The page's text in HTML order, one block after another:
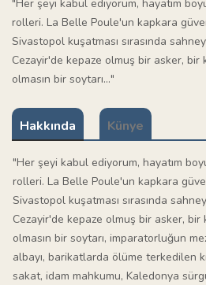
"Her şeyi kabul ediyorum, hayatım
rolleri. La Belle Poule'un kapkara
Sivastopol kuşatması sırasında
Cezayir'de kepaze olmuş bir asker,
olmasın bir soytarı..."
Hakkında Künye
"Her şeyi kabul ediyorum, hayatım
rolleri. La Belle Poule'un kapkara
Sivastopol kuşatması sırasında
Cezayir'de kepaze olmuş bir asker,
olmasın bir soytarı, imparatorluğun
albayı, barikatlarda ölüme terkedilen
sakat, idam mahkumu, Kaledonya